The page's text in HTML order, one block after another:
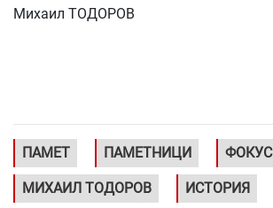
Михаил ТОДОРОВ
ПАМЕТ ПАМЕТНИЦИ ФОКУС
МИХАИЛ ТОДОРОВ ИСТОРИЯ